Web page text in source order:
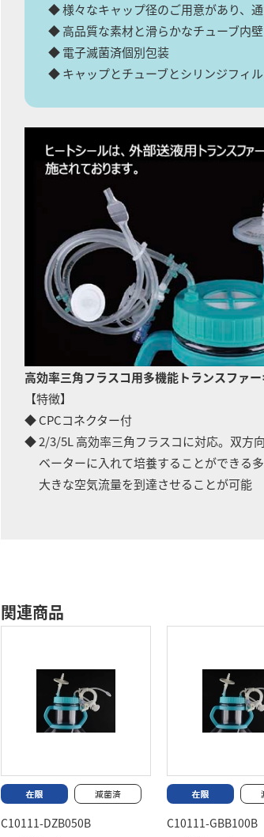
◆ 様々なキャップ径のご用意があり、
◆ 高品質な素材と滑らかなチューブ内
◆ 電子滅菌済個別包装
◆ キャップとチューブとシリンジフィ
高効率三角フラスコ用多機能トランスファ
【特徴】
◆ CPCコネクター付
◆ 2/3/5L 高効率三角フラスコに対応。双方
ベーターに入れて培養することができる多
大きな空気流量を到達させることが可能
関連商品
C10111-DZB050B
C10111-GBB100B